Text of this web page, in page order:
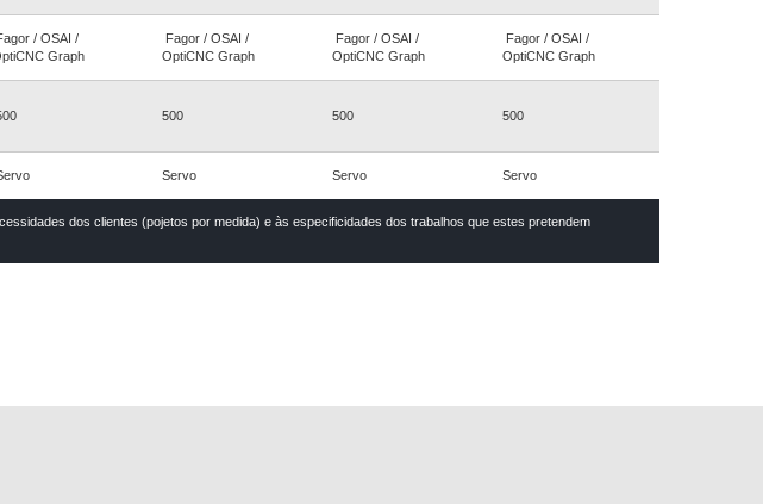
dos clientes (pojetos por medida) e às especificidades dos trabalhos que estes pretendem
/ OSAI /
Graph
Fagor / OSAI /
OptiCNC Graph
Fagor / OSAI /
OptiCNC Graph
Fagor / OSAI /
OptiCNC Graph
500 500 500
Servo Servo Servo